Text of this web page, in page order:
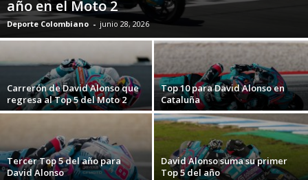
año en el Moto 2
Deporte Colombiano - junio 28, 2026
Carrerón de David Alonso que
regresa al Top 5 del Moto 2
Top 10 para David Alonso en
Cataluña
Tercer Top 5 del año para
David Alonso
David Alonso suma su primer
Top 5 del año